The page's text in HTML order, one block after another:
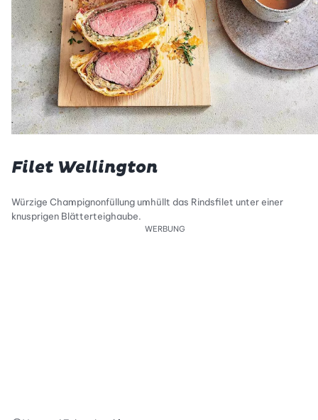
Filet Wellington
Würzige Champignonfüllung umhüllt das Rindsfilet unter einer
knusprigen Blätterteighaube.
WERBUNG